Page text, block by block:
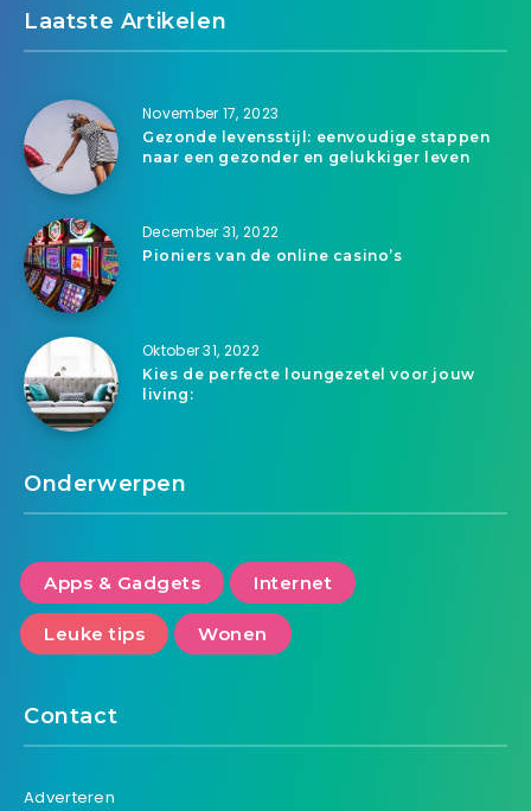
Laatste Artikelen
November 17, 2023
Gezonde levensstijl: eenvoudige stappen
naar een gezonder en gelukkiger leven
December 31, 2022
Pioniers van de online casino’s
Oktober 31, 2022
Kies de perfecte loungezetel voor jouw
living:
Onderwerpen
Apps & Gadgets Internet
Leuke tips Wonen
Contact
Adverteren